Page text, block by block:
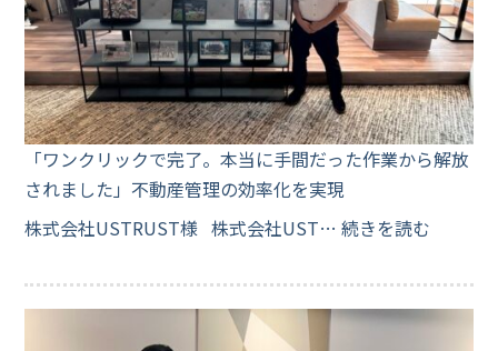
「ワンクリックで完了。本当に手間だった作業から解放
されました」不動産管理の効率化を実現
株式会社USTRUST様 株式会社UST…続きを読む